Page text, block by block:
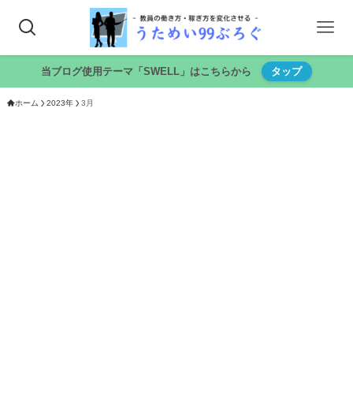
当ブログ使用テーマ「SWELL」はこちらから タップ
ホーム 2023年 3月